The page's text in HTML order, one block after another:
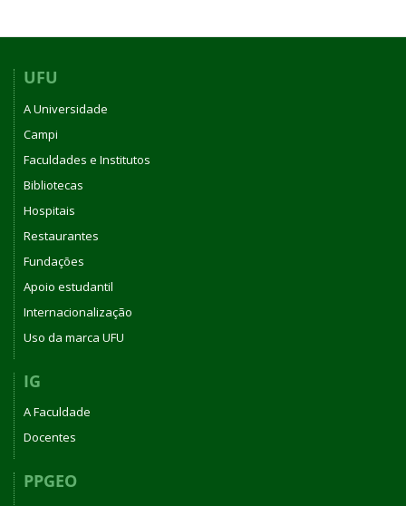
UFU
A Universidade
Campi
Faculdades e Institutos
Bibliotecas
Hospitais
Restaurantes
Fundações
Apoio estudantil
Internacionalização
Uso da marca UFU
IG
A Faculdade
Docentes
PPGEO